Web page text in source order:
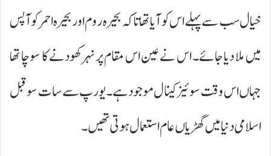
خیال سب سے پہلے اس کو آیا تھا تاکہ بحیرہ روم اور بحیرہ احمر کو آپس
میں ملا دیا جائے۔ اس نے عین اس مقام پر نہر کھودنے کا سوچا تھا
جہاں اس وقت سوئیز کینال موجود ہے۔یورپ سے سات سو قبل
اسلامی دنیا میں گھڑیاں عام استعمال ہوتی تھیں۔